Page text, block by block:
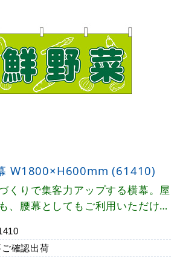
W1800×H600mm (61410)
くりで集客力アップする横幕。屋
、腰幕としてもご利用いただけま
確認出荷